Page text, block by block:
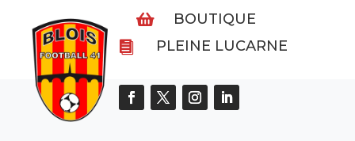
 BOUTIQUE
 PLEINE LUCARNE